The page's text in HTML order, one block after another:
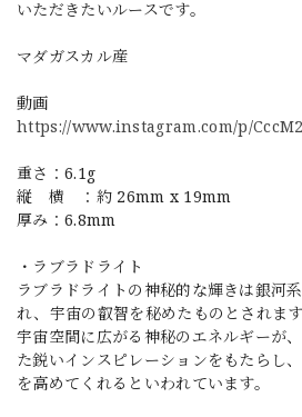
いただきたいルースです。
マダガスカル産
動画
https://www.instagram.com/p/
重さ：6.1g
縦 横 ：約 26mm x 19mm
厚み：6.8mm
・ラブラドライト
ラブラドライトの神秘的な輝きは銀河
れ、宇宙の叡智を秘めたものとされま
宇宙空間に広がる神秘のエネルギーが
た鋭いインスピレーションをもたらし
を高めてくれるといわれています。